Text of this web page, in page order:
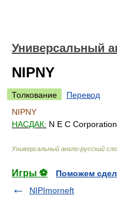
Универсальный
NIPNY
Толкование
Перевод
NIPNY
НАСДАК: N E C Corporation
Универсальный англо-русский
Игры ⚽
Поможем
NIPImorneft